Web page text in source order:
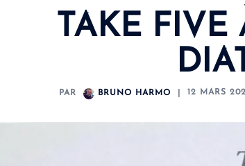
TAKE FIVE
PAR BRUNO HARMO 12 MARS